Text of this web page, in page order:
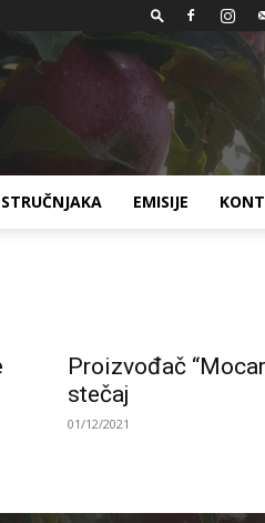
EMISIJE
Proizvođač
stečaj
01/12/2021